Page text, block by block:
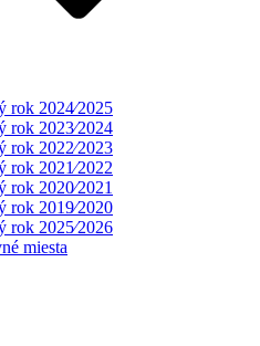
rok 2024⁄2025
rok 2023⁄2024
rok 2022⁄2023
rok 2021⁄2022
rok 2020⁄2021
rok 2019⁄2020
rok 2025⁄2026
miesta